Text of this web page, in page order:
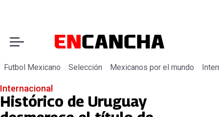
Futbol Mexicano Selección Mexicanos por el mundo
Internacional
Histórico de Uruguay